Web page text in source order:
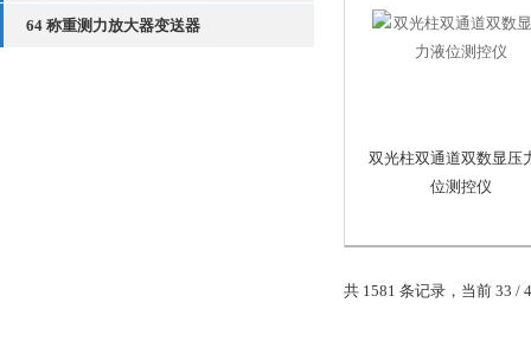
64 称重测力放大器变送器
双光柱双通道双数显压
位测控仪
共 1581 条记录，当前 33 /